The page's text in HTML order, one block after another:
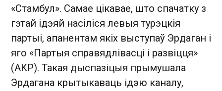
«Стамбул». Самае цікавае, што спачатку з
гэтай ідэяй насіліся левыя турэцкія
партыі, апанентам якіх выступаў Эрдаган і
яго «Партыя справядлівасці і развіцця»
(AKP). Такая дыспазіцыя прымушала
Эрдагана крытыкаваць ідэю каналу,